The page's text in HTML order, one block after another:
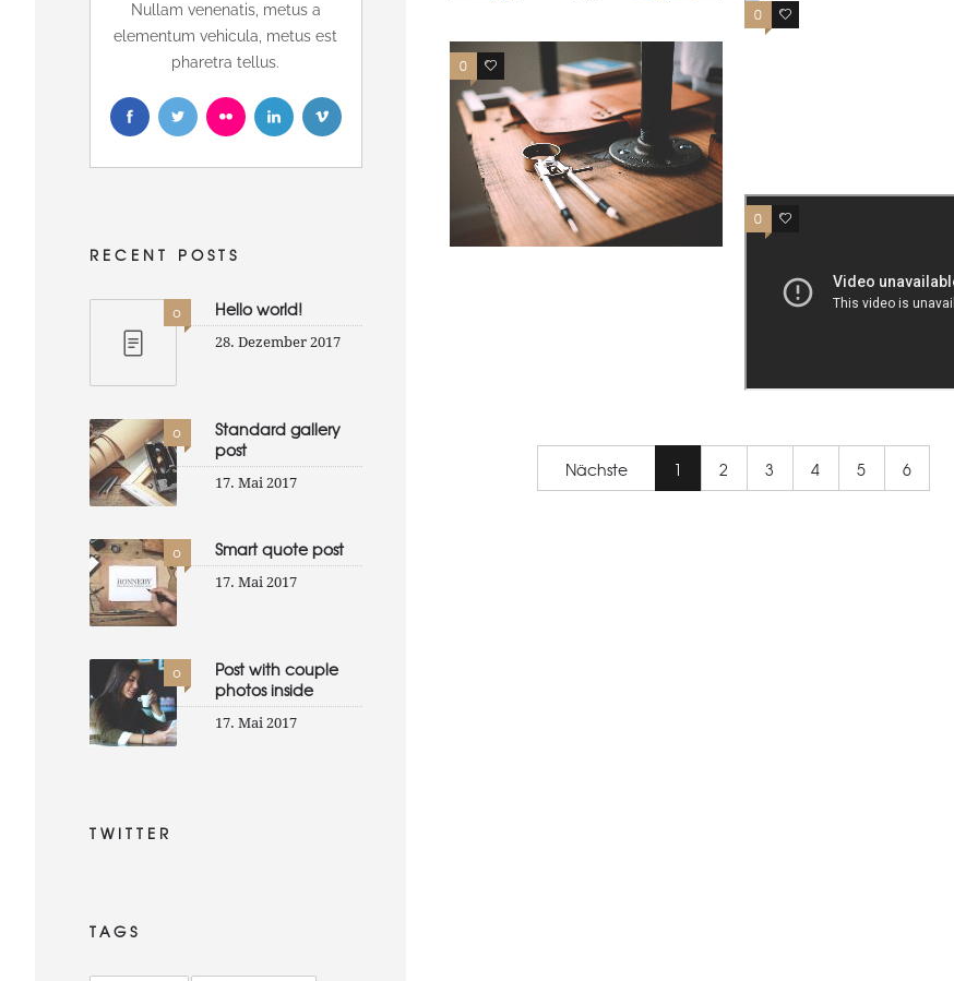
0 0
0 0
0 0
Nächste 1 2 3 4 5 6
Nullam venenatis, metus a
elementum vehicula, metus est
pharetra tellus.
RECENT POSTS
0 Hello world!
28. Dezember 2017
0
Standard gallery
post
17. Mai 2017
0 Smart quote post
17. Mai 2017
0
Post with couple
photos inside
17. Mai 2017
TWITTER
TAGS